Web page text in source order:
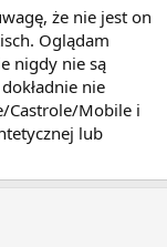
że nie jest on
Oglądam
nigdy nie są
nie
Castrole/Mobile i
lub